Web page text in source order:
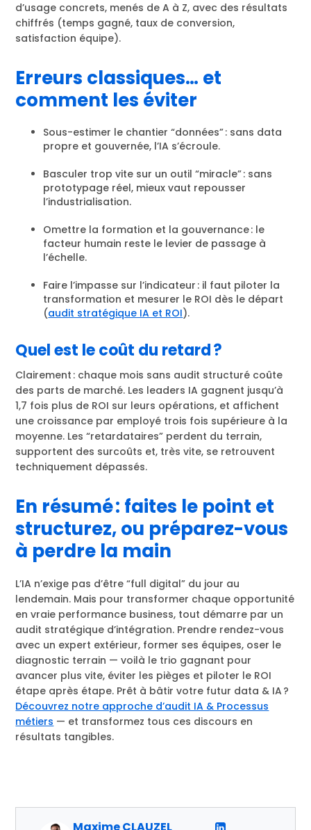
d’usage concrets, menés de A à Z, avec des résultats
chiffrés (temps gagné, taux de conversion,
satisfaction équipe).
Erreurs classiques… et
comment les éviter
Sous-estimer le chantier “données” : sans data
propre et gouvernée, l’IA s’écroule.
Basculer trop vite sur un outil “miracle” : sans
prototypage réel, mieux vaut repousser
l’industrialisation.
Omettre la formation et la gouvernance : le
facteur humain reste le levier de passage à
l’échelle.
Faire l’impasse sur l’indicateur : il faut piloter la
transformation et mesurer le ROI dès le départ
(audit stratégique IA et ROI).
Quel est le coût du retard ?
Clairement : chaque mois sans audit structuré coûte
des parts de marché. Les leaders IA gagnent jusqu’à
1,7 fois plus de ROI sur leurs opérations, et affichent
une croissance par employé trois fois supérieure à la
moyenne. Les “retardataires” perdent du terrain,
supportent des surcoûts et, très vite, se retrouvent
techniquement dépassés.
En résumé : faites le point et
structurez, ou préparez-vous
à perdre la main
L’IA n’exige pas d’être “full digital” du jour au
lendemain. Mais pour transformer chaque opportunité
en vraie performance business, tout démarre par un
audit stratégique d’intégration. Prendre rendez-vous
avec un expert extérieur, former ses équipes, oser le
diagnostic terrain — voilà le trio gagnant pour
avancer plus vite, éviter les pièges et piloter le ROI
étape après étape. Prêt à bâtir votre futur data & IA ?
Découvrez notre approche d’audit IA & Processus
métiers — et transformez tous ces discours en
résultats tangibles.